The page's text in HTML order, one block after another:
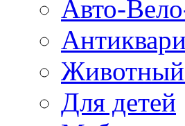
Авто-
Для детей